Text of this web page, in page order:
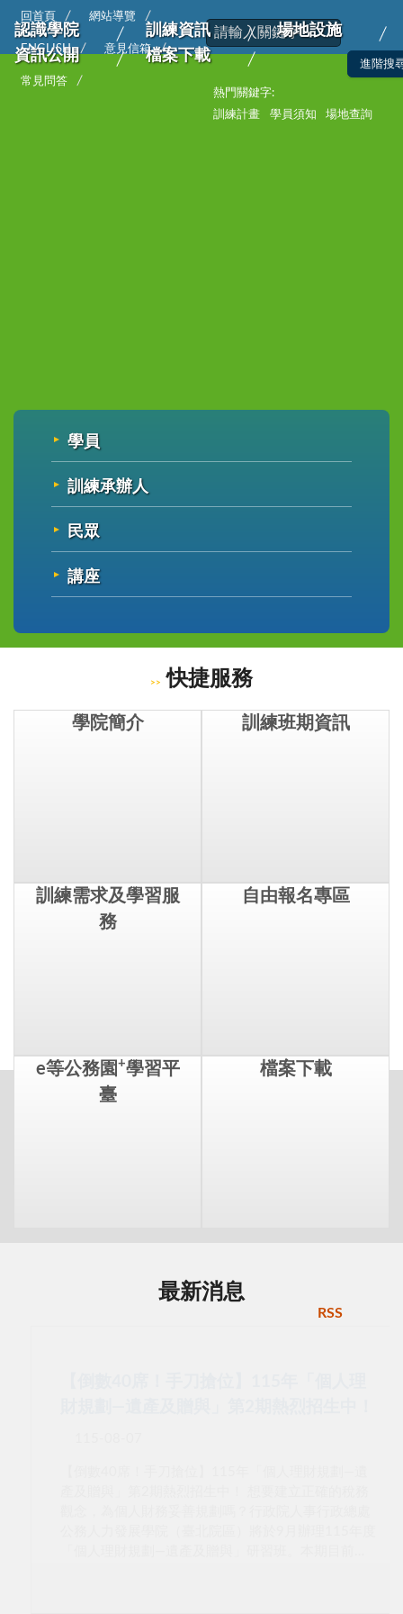
回首頁 網站導覽
ENGLISH 意見信箱
常見問答
熱門關鍵字:
訓練計畫
學員須知 場地查詢
認識學院 訓練資訊
場地設施
資訊公開
檔案下載
學員
訓練承辦人
民眾
講座
快捷服務
學院簡介 訓練班期資訊
訓練需求及學習服
務
自由報名專區
e等公務園 +學習平
臺
檔案下載
最新消息
RSS